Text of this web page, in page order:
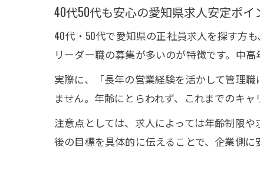
40代50代も安心の愛知県求人安定ポイ
40代・50代で愛知県の正社員求人を探す方
リーダー職の募集が多いのが特徴です。中
実際に、「長年の営業経験を活かして管理
ません。年齢にとらわれず、これまでのキャ
注意点としては、求人によっては年齢制限
後の目標を具体的に伝えることで、企業側に